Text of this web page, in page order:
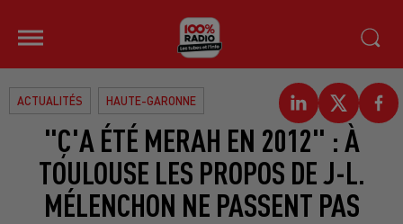
ACTUALITÉS HAUTE-GARONNE
"Ç'A ÉTÉ MERAH EN 2012" : À
TOULOUSE LES PROPOS DE J-L.
MÉLENCHON NE PASSENT PAS